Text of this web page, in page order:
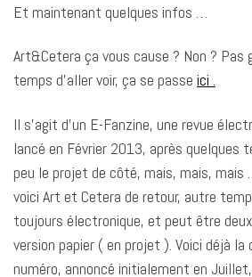
Et maintenant quelques infos …
Art&Cetera ça vous cause ? Non ?
temps d’aller voir, ça se passe ici .
Il s’agit d’un E-Fanzine, une revue
lancé en Février 2013, après quelques
peu le projet de côté, mais, mais,
voici Art et Cetera de retour, autre
toujours électronique, et peut être
version papier ( en projet ). Voici déjà la
numéro, annoncé initialement en